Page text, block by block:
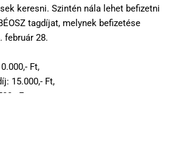
keresni. Szintén nála lehet befizetni
tagdíjat, melynek befizetése
február 28.
Ft,
15.000,- Ft,
Ft.